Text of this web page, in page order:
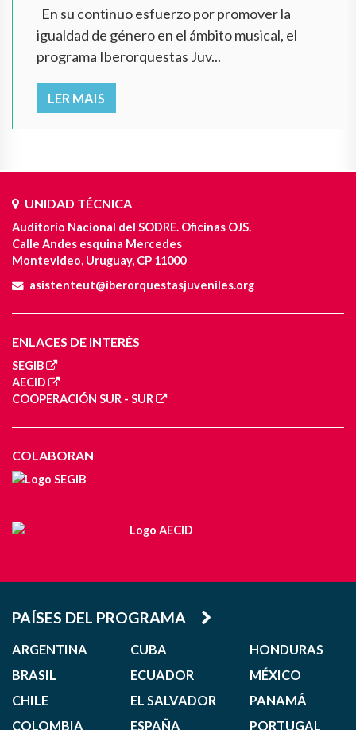
En su continuo esfuerzo por promover la
igualdad de género en el ámbito musical, el
programa Iberorquestas Juv...
LER MAIS
UNIDAD TÉCNICA
Auditorio Nacional del SODRE. Oficinas OJS.
Calle Andes esquina Mercedes
Montevideo, Uruguay, CP 11000
asistenteut@iberorquestasjuveniles.org
ENLACES DE INTERÉS
SEGIB
AECID
COOPERACIÓN SUR - SUR
COLABORAN
PAÍSES DEL PROGRAMA
ARGENTINA
BRASIL
CHILE
COLOMBIA
CUBA
ECUADOR
EL SALVADOR
ESPAÑA
HONDURAS
MÉXICO
PANAMÁ
PORTUGAL